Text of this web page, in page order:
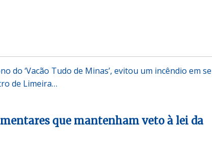
do ‘Vacão Tudo de Minas’, evitou um incêndio em
de Limeira…
que mantenham veto à lei da